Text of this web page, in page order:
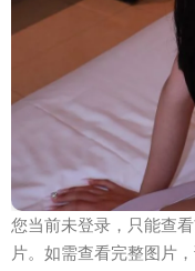
您当前未登录，只能查
片。如需查看完整图片